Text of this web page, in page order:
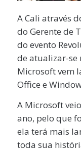
A Cali através
do Gerente de
do evento
de atualizar-se
Microsoft vem
Office e
A Microsoft
ano, pelo que
ela terá mais
toda sua